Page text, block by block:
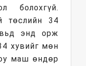
болохгүй.
төслийн 34
энд орж
хувийг мөн
маш өндөр